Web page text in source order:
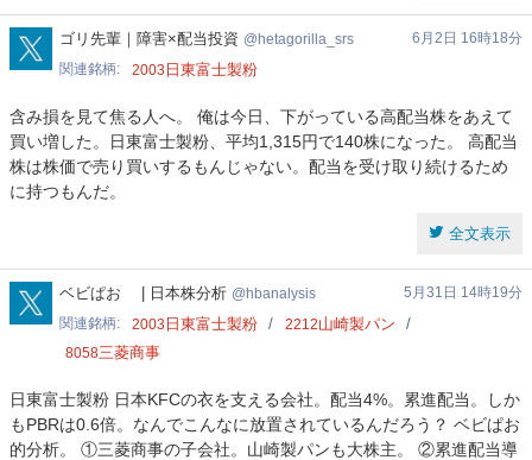
hetagorilla_srs
ゴリ先輩｜障害×配当投資 hetagorilla_srs
6月2日 16時18分
関連銘柄
2003 日東富士製粉
含み損を見て焦る人へ。 俺は今日、下がっている高配当株をあえて
買い増した。日東富士製粉、平均1,315円で140株になった。 高配当
株は株価で売り買いするもんじゃない。配当を受け取り続けるため
に持つもんだ。
全文表示
hbanalysis
ベビぱお | 日本株分析 hbanalysis
5月31日 14時19分
関連銘柄
2003 日東富士製粉 2212山崎製パン
8058三菱商事
日東富士製粉 日本KFCの衣を支える会社。配当4%。累進配当。しか
もPBRは0.6倍。なんでこんなに放置されているんだろう？ ベビぱお
的分析。 ①三菱商事の子会社。山崎製パンも大株主。 ②累進配当導